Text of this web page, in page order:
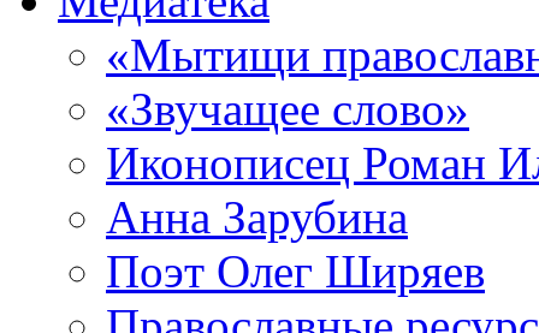
«Мытищи
«Звучащее слово»
Иконописец Роман
Анна Зарубина
Поэт Олег Ширяев